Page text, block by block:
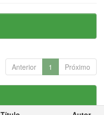
Anterior 1 Próximo